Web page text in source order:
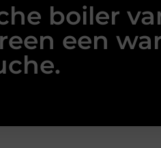
boiler
een